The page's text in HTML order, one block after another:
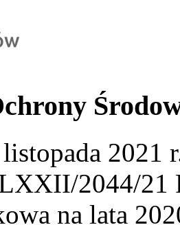
2021
2044/21
na lata